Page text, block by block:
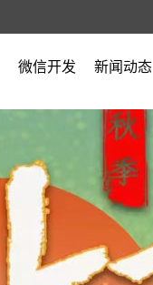
微信开发 新闻动态
公司新闻